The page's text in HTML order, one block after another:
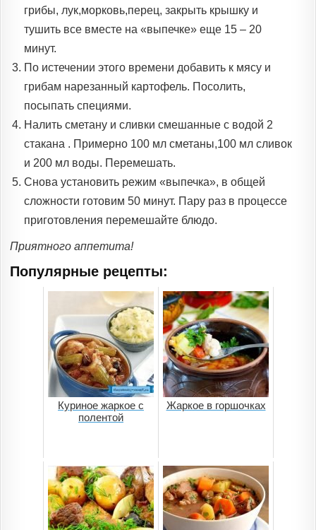
грибы, лук,морковь,перец, закрыть крышку и
тушить все вместе на «выпечке» еще 15 – 20
минут.
По истечении этого времени добавить к мясу и
грибам нарезанный картофель. Посолить,
посыпать специями.
Налить сметану и сливки смешанные с водой 2
стакана . Примерно 100 мл сметаны,100 мл сливок
и 200 мл воды. Перемешать.
Снова установить режим «выпечка», в общей
сложности готовим 50 минут. Пару раз в процессе
приготовления перемешайте блюдо.
Приятного аппетита!
Популярные рецепты:
Куриное жаркое с
полентой
Жаркое в горшочках